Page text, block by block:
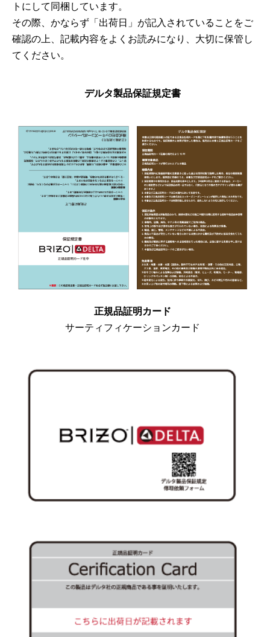
トにして同梱しています。
その際、かならず「出荷日」が記入されていることをご
確認の上、記載内容をよくお読みになり、大切に保管し
てください。
デルタ製品保証規定書
正規品証明カード
サーティフィケーションカード